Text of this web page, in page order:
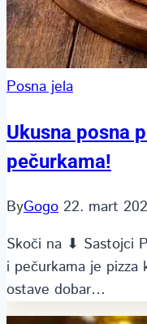
Posna jela
Ukusna posna
pečurkama!
ByGogo 22. mart
Skoči na ⬇ Sastojci
i pečurkama je pizza
ostave dobar…